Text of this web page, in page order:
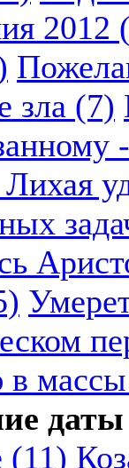
2012
зла (7)
в
(11)